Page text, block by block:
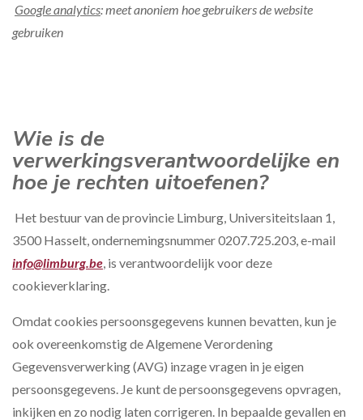
Google analytics: meet anoniem hoe gebruikers de website
gebruiken
Wie is de
verwerkingsverantwoordelijke en
hoe je rechten uitoefenen?
Het bestuur van de provincie Limburg, Universiteitslaan 1,
3500 Hasselt, ondernemingsnummer 0207.725.203, e-mail
info@limburg.be , is verantwoordelijk voor deze
cookieverklaring.
Omdat cookies persoonsgegevens kunnen bevatten, kun je
ook overeenkomstig de Algemene Verordening
Gegevensverwerking (AVG) inzage vragen in je eigen
persoonsgegevens. Je kunt de persoonsgegevens opvragen,
inkijken en zo nodig laten corrigeren. In bepaalde gevallen en